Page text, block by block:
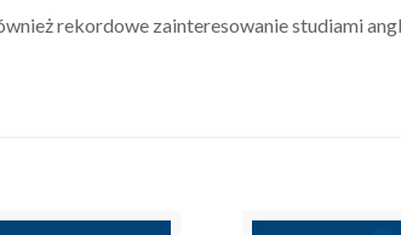
rekordowe zainteresowanie studiami